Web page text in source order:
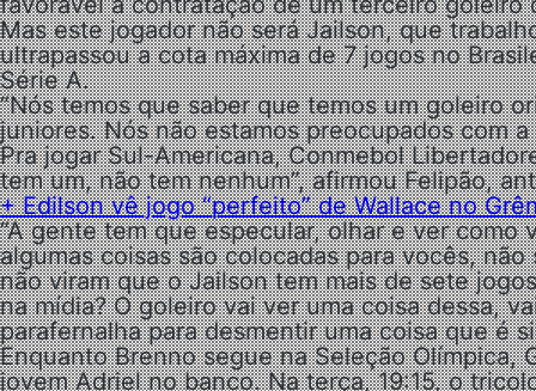
Mas este jogador não será Jailson, que
ultrapassou a cota máxima de 7 jogos no
Série A.
“Nós temos que saber que temos um goleiro
juniores. Nós não estamos preocupados com
Pra jogar Sul-Americana, Conmebol
tem um, não tem nenhum”, afirmou Felipão,
+ Edilson vê jogo “perfeito” de Wallace no
“A gente tem que especular, olhar e ver
algumas coisas são colocadas para vocês, não
não viram que o Jailson tem mais de sete
na mídia? O goleiro vai ver uma coisa dessa,
parafernalha para desmentir uma coisa que é
Enquanto Brenno segue na Seleção
jovem Adriel no banco. Na terça, 19:15, o